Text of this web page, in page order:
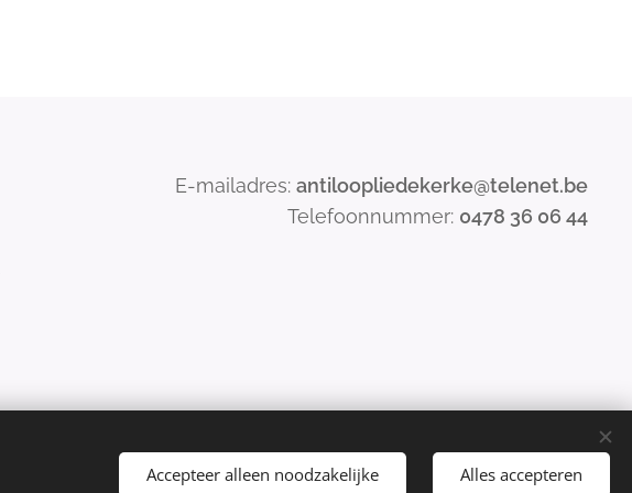
E-mailadres: antiloopliedekerke@telenet.be
Telefoonnummer: 0478 36 06 44
Accepteer alleen noodzakelijke Alles accepteren